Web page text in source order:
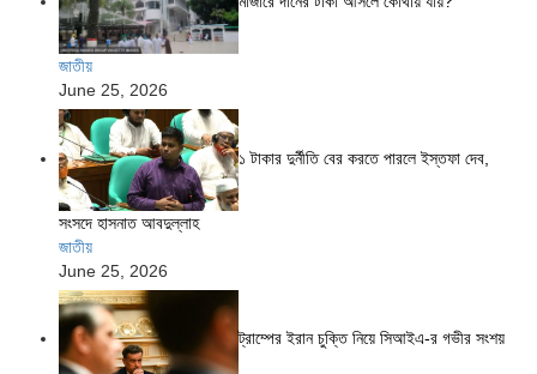
জাতীয়
June 25, 2026
১ টাকার দুর্নীতি বের করতে পারলে ইস্তফা দেব,
সংসদে হাসনাত আবদুল্লাহ
জাতীয়
June 25, 2026
ট্রাম্পের ইরান চুক্তি নিয়ে সিআইএ-র গভীর সংশয়